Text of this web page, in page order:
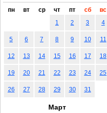
пн вт ср чт пт сб
вс
1
2 3 4
5 6 7 8 9 10 11
12 13 14 15 16 17 18
19 20 21 22 23 24 25
26 27 28 29 30 31
Март